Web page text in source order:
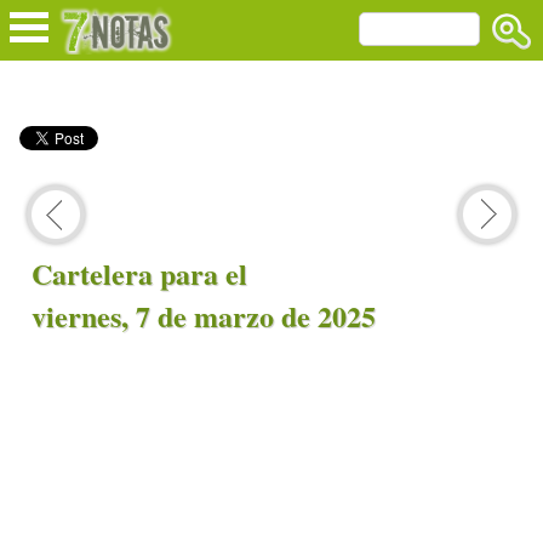
Cartelera para el
viernes, 7 de marzo de 2025